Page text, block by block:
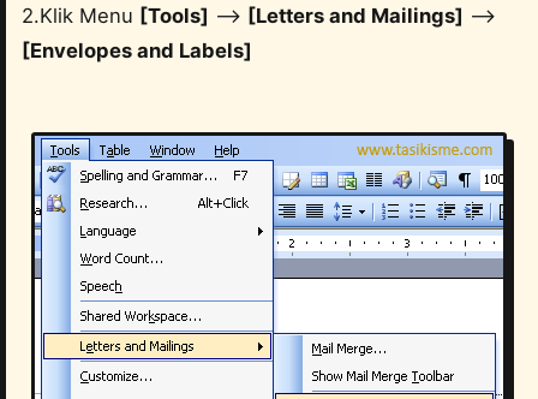
2.Klik Menu [Tools] –> [Letters and Mailings] –>
[Envelopes and Labels]